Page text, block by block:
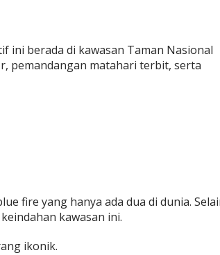
ini berada di kawasan Taman Nasional
pemandangan matahari terbit, serta
fire yang hanya ada dua di dunia.
kawasan ini.
ikonik.